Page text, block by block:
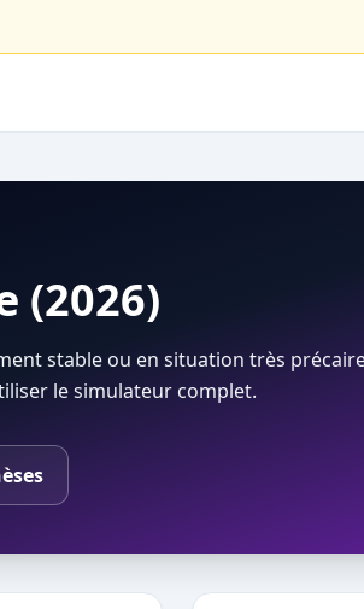
(2026)
stable ou en situation très
le simulateur complet.